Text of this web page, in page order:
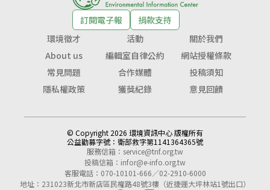
訂閱電子報
捐款支持
環境徵才
活動
關於我們
About us
編輯室自律公約
網站授權條款
常見問題
合作媒體
投稿須知
隱私權政策
獲獎紀錄 意見回饋
© Copyright 2026 環境資訊中心 版權所有
公益勸募字號： 衛部救字第1141364365號
服務信箱： service@tnf.org.tw
投稿信箱： infor@e-info.org.tw
客服電話：070-10101-666／02-2910-6000
地址：231023新北市新店區民權路48號3樓（近捷運大坪林站1號出口）